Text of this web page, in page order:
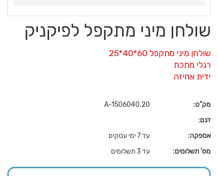
שולחן מיני מתקפל לפיקניק
שולחן מיני מתקפל 60*40*25
רגלי מתכת
ידית אחיזה
מק"ט:
A-1506040.20
דגם:
אספקה:
עד 7 ימי עסקים
מס' תשלומים:
עד 3 תשלומים